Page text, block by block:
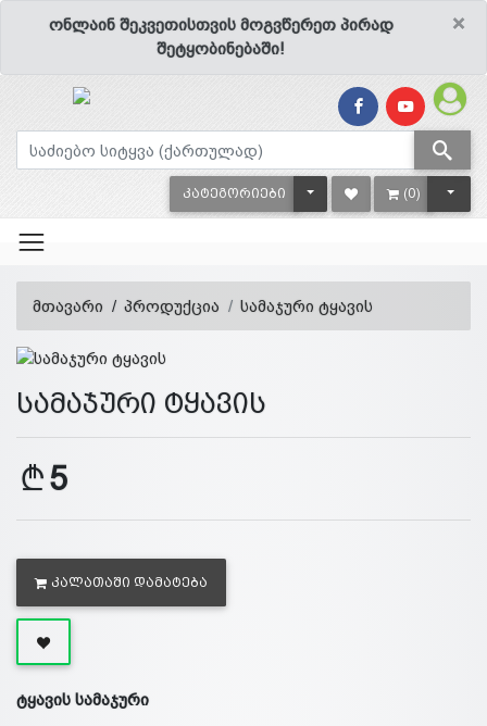
×
ონლაინ შეკვეთისთვის მოგვწერეთ პირად
შეტყობინებაში!
ᲙᲐᲢᲔᲒᲝᲠᲘᲔᲑᲘ TOGGLE DROPDOWN
(0)
მთავარი პროდუქცია სამაჯური ტყავის
სამაჯური ტყავის
5
ᲙᲐᲚᲐᲗᲐᲨᲘ ᲓᲐᲛᲐᲢᲔᲑᲐ
ტყავის სამაჯური